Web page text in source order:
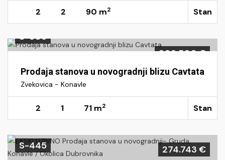
2 2 90 m2 Stan
303.500 €
S-505
Prodaja stanova u novogradnji blizu Cavtata
Zvekovica - Konavle
2 1 71 m2 Stan
274.743 €
S-445